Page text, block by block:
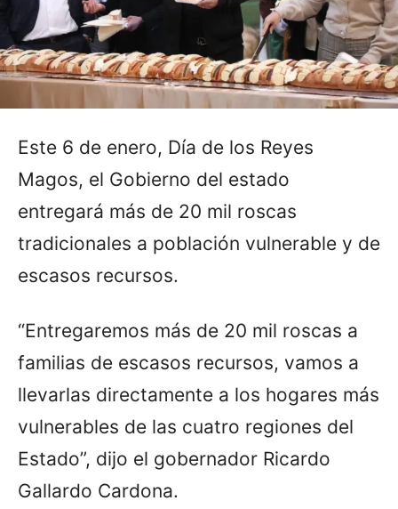
Este 6 de enero, Día de los Reyes
Magos, el Gobierno del estado
entregará más de 20 mil roscas
tradicionales a población vulnerable y de
escasos recursos.
“Entregaremos más de 20 mil roscas a
familias de escasos recursos, vamos a
llevarlas directamente a los hogares más
vulnerables de las cuatro regiones del
Estado”, dijo el gobernador Ricardo
Gallardo Cardona.